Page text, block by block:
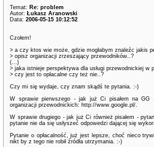
Temat: Re: problem
Autor:Łukasz Aranowski
Data:2006-05-15 10:12:52
Czołem!
> a czy ktos wie może, gdzie mogłabym znaleźc jakis
> opisz organizacji zrzeszający przewodników..?
(...)
> jaka istnieje perspektywa dla usługi przewodnickiej w
> czy jest to opłacalne czy też nie..?
Czy mi się wydaje, czy znam skądś te pytania. :-)
W sprawie pierwszego - jak już Ci pisałem na GG
organizacji przewodnickich: http://www.google.pl/.
W sprawie drugiego - jak już Ci również pisałem -
pytanie nie da się usłyszeć odpowedzi dającej się
Pytanie o opłacalność, już jest lepsze, choć nieco
nikt by z tego nie robił źródła utrzymania. :-)